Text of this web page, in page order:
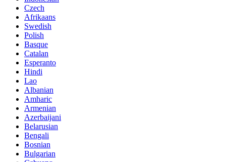
Czech
Afrikaans
Swedish
Polish
Basque
Catalan
Esperanto
Hindi
Lao
Albanian
Amharic
Armenian
Azerbaijani
Belarusian
Bengali
Bosnian
Bulgarian